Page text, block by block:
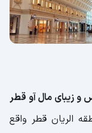
و زیبای مال ‌آو قطر
الریان قطر واقع